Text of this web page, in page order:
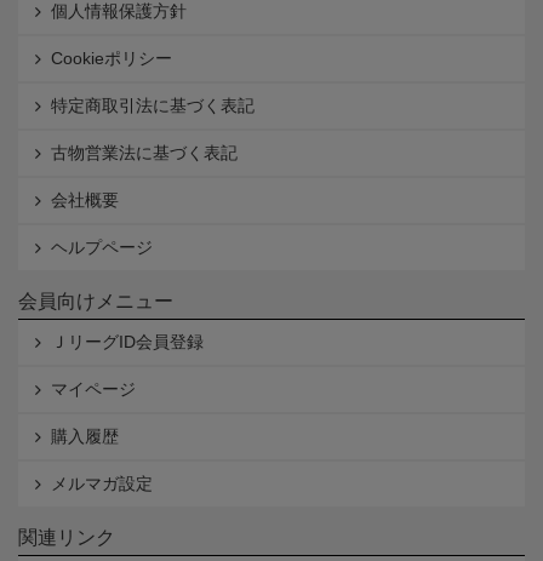
個人情報保護方針
Cookieポリシー
特定商取引法に基づく表記
古物営業法に基づく表記
会社概要
ヘルプページ
会員向けメニュー
ＪリーグID会員登録
マイページ
購入履歴
メルマガ設定
関連リンク